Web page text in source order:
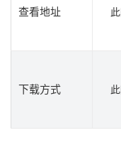
查看地址
下载方式